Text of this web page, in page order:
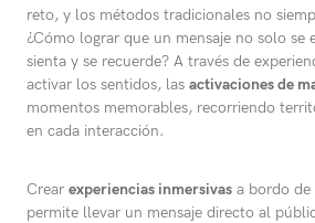
reto, y los métodos tradicionales no
¿Cómo lograr que un mensaje no solo se
sienta y se recuerde? A través de
activar los sentidos, las activaciones de
momentos memorables, recorriendo
en cada interacción.
Crear experiencias inmersivas a bordo de
permite llevar un mensaje directo al